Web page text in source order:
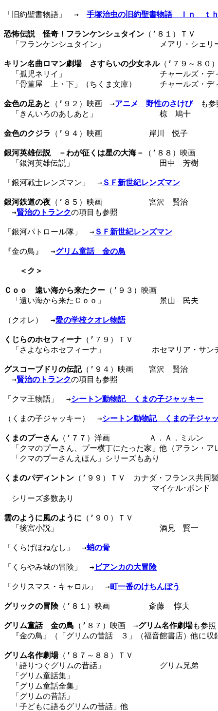
「旧約聖書物語」　→ 手塚治虫の旧約聖書物語　Ｉｎ　ｔ
恐怖伝説　怪奇！フランケンシュタイン （’８１）ＴＶ
「フランケンシュタイン」　　　　　　　メアリ・シェリ
キリン名曲ロマン劇場　さすらいの少女ネル（’７９～８０
「孤児ネリイ」　　　　　　　　　　　　チャールズ・
「骨董屋　上・下」（ちくま文庫）　　　チャールズ・デ
金色の足あと （’９２）映画　→アニメ　野性のさけび
も
「きんいろのあしあと」　　　　　　　　椋　鳩十　　
金色のクジラ （’９４）映画　　　　　　岸川　悦子　　
銀河英雄伝説　－わが征くは星の大海－
（’８８）映画
「銀河英雄伝説」　　　　　　　　　　　田中　芳樹　　
「銀河戦士レンズマン」　→ ＳＦ新世紀レンズマン
銀河鉄道の夜 （’８５）映画　　　　　　宮沢　賢治　　
→賢治のトランクの項目も参照
「銀河パトロール隊」　→ ＳＦ新世紀レンズマン
『金の鳥』　→グリム童話　金の鳥
＜ク＞
Ｃｏｏ　遠い海から来たクー （’９３）映画
「遠い海から来たＣｏｏ」　　　　　　　景山　民夫　
（クオレ）　→愛の学校クオレ物語
くじらのホセフィーナ （’７９）ＴＶ
「さよならホセフィーナ」　　　　　　ホセマリア・サ
グスコーブドリの伝記（’９４）映画　　宮沢　賢治　　　
→賢治のトランクの項目も参照
「クマ王物語」　→シートン動物記　くまの子ジャッキー
（くまの子ジャッキー）　→シートン動物記　くまの子ジャ
くまのプーさん （’７７）洋画　　　　　Ａ．Ａ．ミルン　
「クマのプーさん、プー横丁にたった家」他（アラン・ア
「クマのプーさんえほん」シリーズもあり
くまのパディントン （’９９）ＴＶ　カナダ・フランス共同
マイケル･ボンド　　　　　　　福
シリーズ多数あり
雲のように風のように （’９０）ＴＶ
「後宮小説」　　　　　　　　　　　　　酒見　賢一　
「くらげほねなし」　→蛸の骨
「くらやみ城の冒険」　→ ビアンカの大冒険
「クリスマス・キャロル」　→町一番のけちんぼう
グリックの冒険（’８１）映画　　　　　斎藤  惇夫　　　
グリム童話　金の鳥 （’８７）映画　→グリム名作劇場も参照
『金の鳥』（「グリムの昔話　３」（福音館書店）他に収
グリム名作劇場（’８７～８８）ＴＶ
「語りつぐグリムの昔話」　　　　　　　グリム兄弟　　
「グリム童話集」
「グリム童話全集」
「グリムの昔話」
「子どもに語るグリムの昔話」他